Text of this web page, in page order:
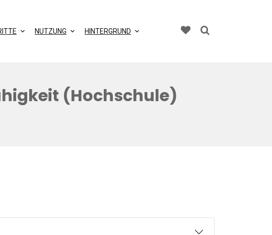
NUTZUNG HINTERGRUND
(Hochschule)